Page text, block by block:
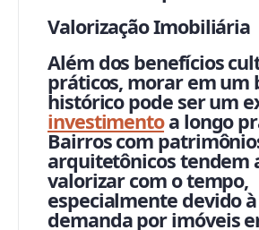
Valorização Imobiliária
Além dos benefícios
práticos, morar em um
histórico pode ser um
investimentoa longo
Bairros com
arquitetônicos tendem
valorizar com o tempo,
especialmente devido
demanda por imóveis